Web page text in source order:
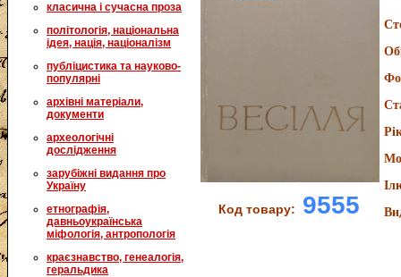
класична і сучасна проза
політологія, національна
ідея, нація, націоналізм
публіцистика та науково-
популярні
архівні матеріали,
документи
археологічні
дослідження
зарубіжні видання про
Україну
етнографія,
давньоукраїнська
міфологія, антропологія
краєзнавство, генеалогія,
геральдика
Код товару: 9555